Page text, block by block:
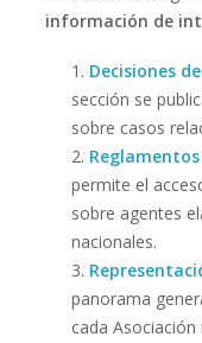
información de
1. Decisiones
sección se
sobre casos
2.
permite el
sobre agentes
nacionales.
3.
panorama
cada